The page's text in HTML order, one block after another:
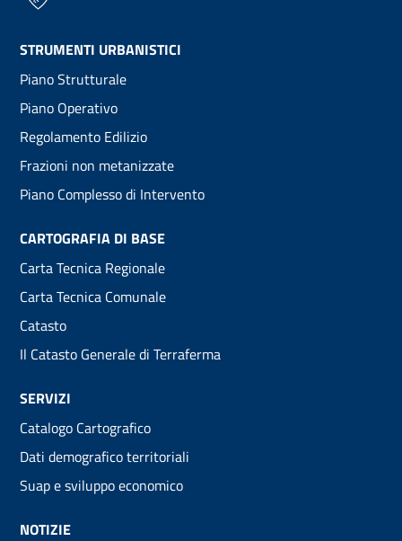
Footer
menu
STRUMENTI URBANISTICI
Piano Strutturale
Piano Operativo
Regolamento Edilizio
Frazioni non metanizzate
Piano Complesso di Intervento
CARTOGRAFIA DI BASE
Carta Tecnica Regionale
Carta Tecnica Comunale
Catasto
Il Catasto Generale di Terraferma
SERVIZI
Catalogo Cartografico
Dati demografico territoriali
Suap e sviluppo economico
NOTIZIE